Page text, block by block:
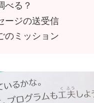
べる？
ージの送受信
のミッション